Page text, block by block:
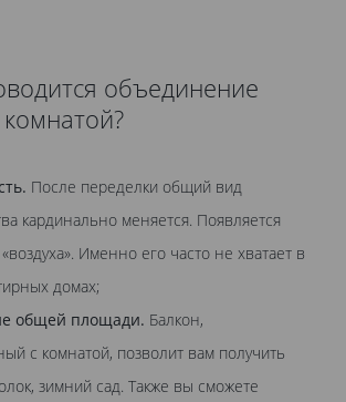
объединение
После переделки общий вид
кардинально меняется. Появляется
Именно его часто не хватает в
домах;
общей площади. Балкон,
с комнатой, позволит вам получить
зимний сад. Также вы сможете